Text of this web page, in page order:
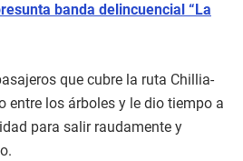
banda delincuencial “La
que cubre la ruta Chillia-
entre los árboles y le dio tiempo a
para salir raudamente y